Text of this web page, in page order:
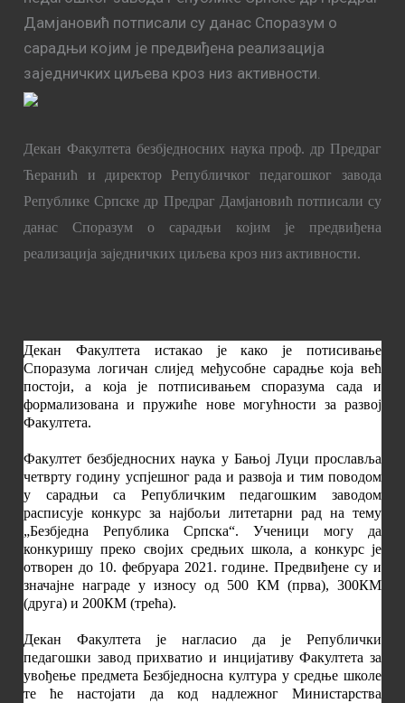
Дамјановић потписали су данас Споразум о
сарадњи којим је предвиђена реализација
заједничких циљева кроз низ активности.
Декан Факултета безбједносних наука проф. др Предраг
Ћеранић и директор Републичког педагошког завода
Републике Српске др Предраг Дамјановић потписали су
данас Споразум о сарадњи којим је предвиђена
реализација заједничких циљева кроз низ активности.
Декан Факултета истакао је како је потисивање
Споразума логичан слијед међусобне сарадње која већ
постоји, а која је потписивањем споразума сада и
формализована и пружиће нове могућности за развој
Факултета.
Факултет безбједносних наука у Бањој Луци прославља
четврту годину успјешног рада и развоја и тим поводом
у сарадњи са Републичким педагошким заводом
расписује конкурс за најбољи литетарни рад на тему
„Безбједна Република Српска“. Ученици могу да
конкуришу преко својих средњих школа, а конкурс је
отворен до 10. фебруара 2021. године. Предвиђене су и
значајне награде у износу од 500 КМ (прва), 300КМ
(друга) и 200КМ (трећа).
Декан Факултета је нагласио да је Републички
педагошки завод прихватио и инцијативу Факултета за
увођење предмета Безбједносна култура у средње школе
те ће настојати да код надлежног Министарства